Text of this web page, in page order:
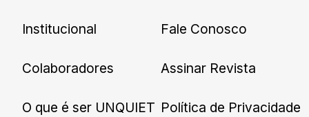
Institucional
Colaboradores
O que é ser UNQUIET
Fale Conosco
Assinar Revista
Política de Privacidade